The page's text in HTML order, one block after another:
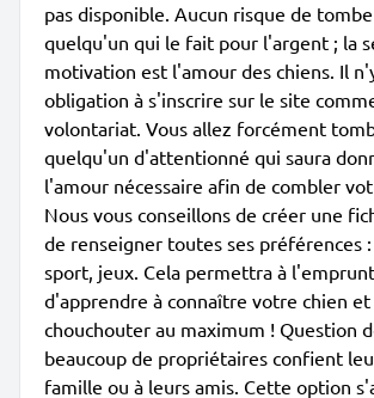
pas disponible. Aucun risque de
quelqu'un qui le fait pour l'argent ; la
motivation est l'amour des chiens. Il
obligation à s'inscrire sur le site
volontariat. Vous allez forcément
quelqu'un d'attentionné qui saura
l'amour nécessaire afin de combler
Nous vous conseillons de créer une
de renseigner toutes ses préférences :
sport, jeux. Cela permettra à
d'apprendre à connaître votre chien et
chouchouter au maximum ! Question
beaucoup de propriétaires confient
famille ou à leurs amis. Cette option